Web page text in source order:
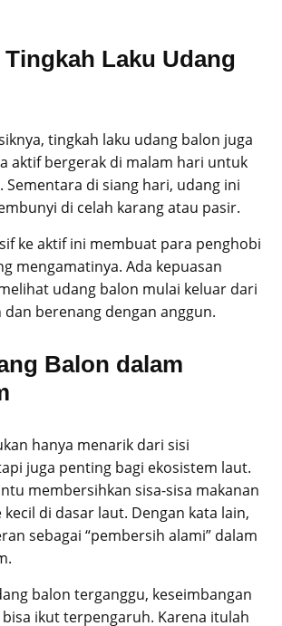
Laku Udang
tingkah laku udang balon juga
aktif bergerak di malam hari untuk
Sementara di siang hari, udang ini
di celah karang atau pasir.
ke aktif ini membuat para penghobi
mengamatinya. Ada kepuasan
udang balon mulai keluar dari
berenang dengan anggun.
Balon dalam
hanya menarik dari sisi
juga penting bagi ekosistem laut.
membersihkan sisa-sisa makanan
di dasar laut. Dengan kata lain,
sebagai “pembersih alami” dalam
balon terganggu, keseimbangan
ikut terpengaruh. Karena itulah